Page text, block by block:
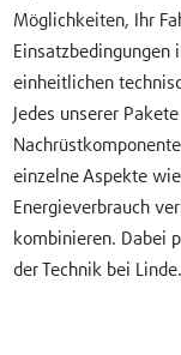
Möglichkeiten, Ihr
Einsatzbedingungen
einheitlichen
Jedes unserer
einzelne Aspekte
Energieverbrauch
kombinieren. Dabei
der Technik bei Linde.